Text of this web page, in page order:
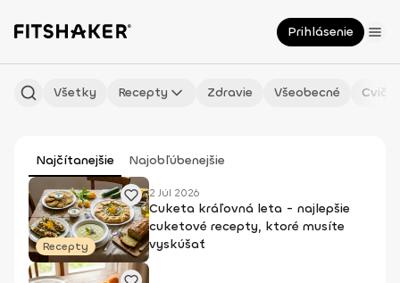
Prihlásenie
Všetky Recepty Zdravie Všeobecné
Najčítanejšie Najobľúbenejšie
Recepty
2 Júl 2026
Cuketa kráľovná leta - najlepšie
cuketové recepty, ktoré musíte
vyskúšať